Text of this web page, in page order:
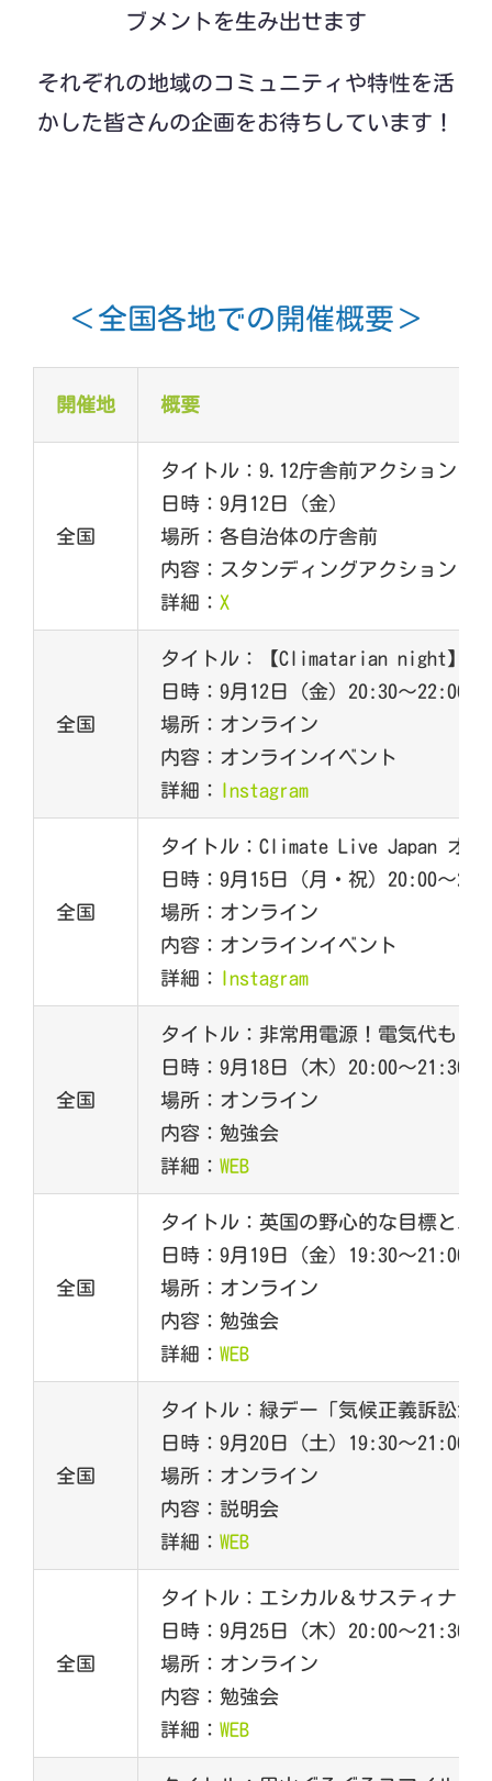
ブメントを生み出せます
それぞれの地域のコミュニティや特性を活
かした皆さんの企画をお待ちしています！
＜全国各地での開催概要＞
開催地 概要
全国
タイトル：9.12庁舎前アクション
日時：9月12日（金）
場所：各自治体の庁舎前
内容：スタンディングアクション
詳細： X
全国
タイトル：【Climatarian night】『
日時：9月12日（金）20:30～22:00
場所：オンライン
内容：オンラインイベント
詳細： Instagram
全国
タイトル：Climate Live Japan オ
日時：9月15日（月・祝）20:00～
場所：オンライン
内容：オンラインイベント
詳細： Instagram
全国
タイトル：非常用電源！電気代もＣ
日時：9月18日（木）20:00～21:30
場所：オンライン
内容：勉強会
詳細： WEB
全国
タイトル：英国の野心的な目標とエ
日時：9月19日（金）19:30～21:00
場所：オンライン
内容：勉強会
詳細： WEB
全国
タイトル：緑デー「気候正義訴訟が
日時：9月20日（土）19:30～21:00
場所：オンライン
内容：説明会
詳細： WEB
全国
タイトル：エシカル＆サスティナブ
日時：9月25日（木）20:00～21:30
場所：オンライン
内容：勉強会
詳細： WEB